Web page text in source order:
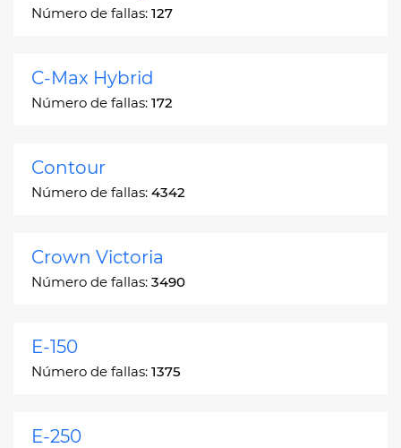
Número de fallas: 127
C-Max Hybrid
Número de fallas: 172
Contour
Número de fallas: 4342
Crown Victoria
Número de fallas: 3490
E-150
Número de fallas: 1375
E-250